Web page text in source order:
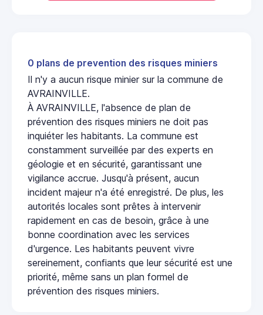
0 plans de prevention des risques miniers
Il n'y a aucun risque minier sur la commune de
AVRAINVILLE.
À AVRAINVILLE, l'absence de plan de
prévention des risques miniers ne doit pas
inquiéter les habitants. La commune est
constamment surveillée par des experts en
géologie et en sécurité, garantissant une
vigilance accrue. Jusqu'à présent, aucun
incident majeur n'a été enregistré. De plus, les
autorités locales sont prêtes à intervenir
rapidement en cas de besoin, grâce à une
bonne coordination avec les services
d'urgence. Les habitants peuvent vivre
sereinement, confiants que leur sécurité est une
priorité, même sans un plan formel de
prévention des risques miniers.